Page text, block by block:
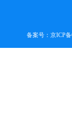
备案号： 京ICP